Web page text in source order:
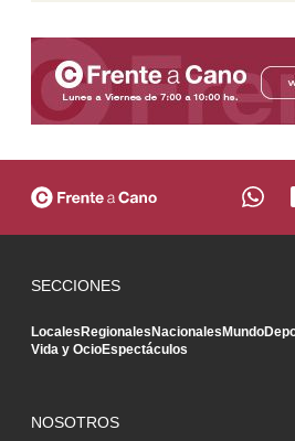
SECCIONES
LocalesRegionalesNacionalesMundo
Vida y OcioEspectáculos
NOSOTROS